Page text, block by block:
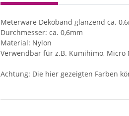
Meterware Dekoband glänzend ca.
Durchmesser: ca. 0,6mm
Material: Nylon
Verwendbar für z.B. Kumihimo,
Achtung: Die hier gezeigten Farben